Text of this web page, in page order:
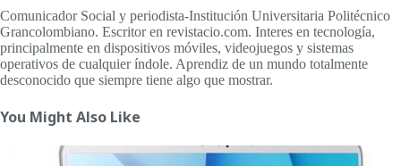
Comunicador Social y periodista-Institución Universitaria Politécnico
Grancolombiano. Escritor en revistacio.com. Interes en tecnología,
principalmente en dispositivos móviles, videojuegos y sistemas
operativos de cualquier índole. Aprendiz de un mundo totalmente
desconocido que siempre tiene algo que mostrar.
You Might Also Like